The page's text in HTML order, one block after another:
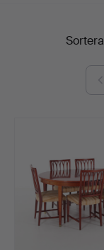
SlutpriserSortera